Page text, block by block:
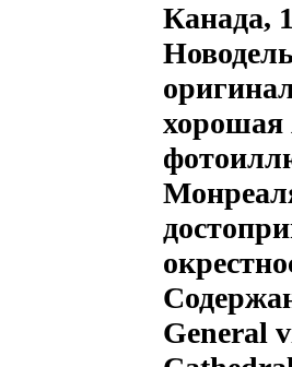
Канада,
хорошая
General